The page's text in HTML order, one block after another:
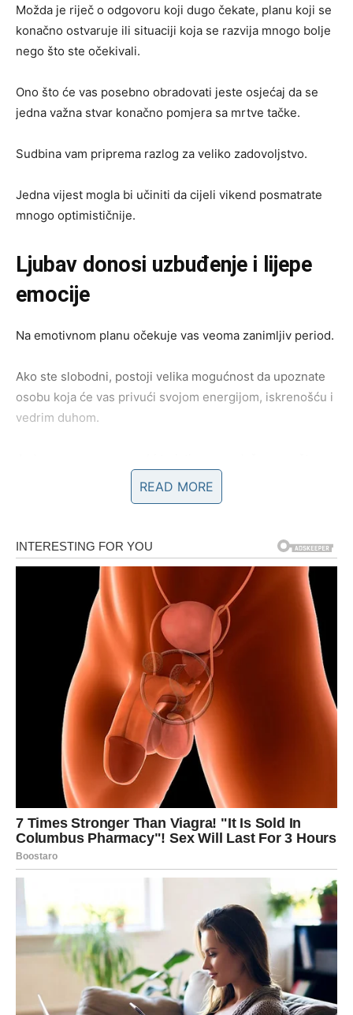
Možda je riječ o odgovoru koji dugo čekate, planu koji se
konačno ostvaruje ili situaciji koja se razvija mnogo bolje
nego što ste očekivali.
Ono što će vas posebno obradovati jeste osjećaj da se
jedna važna stvar konačno pomjera sa mrtve tačke.
Sudbina vam priprema razlog za veliko zadovoljstvo.
Jedna vijest mogla bi učiniti da cijeli vikend posmatrate
mnogo optimističnije.
Ljubav donosi uzbuđenje i lijepe
emocije
Na emotivnom planu očekuje vas veoma zanimljiv period.
Ako ste slobodni, postoji velika mogućnost da upoznate
osobu koja će vas privući svojom energijom, iskrenošću i
vedrim duhom.
planirate i probuditi emocije koje niste očekivali.
planova i mnogo razloga da se osjećate voljeno.
Zvijezde pokazuju da će ljubav biti jedan od najvećih
izvora sreće tokom ovog vikenda.
Jedan susret mogao bi vam
promijeniti raspoloženje
U narednim danima posebnu ulogu imaće osoba koju
ćete sresti ili sa kojom ćete provesti više vremena nego
inače.
Možda je riječ o starom prijatelju, nekome koga dugo
READ MORE